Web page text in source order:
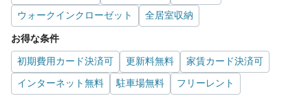
ウォークインクローゼット
全居室収納
お得な条件
初期費用カード決済可 更新料無料
家賃カード決済可
インターネット無料
駐車場無料 フリーレント